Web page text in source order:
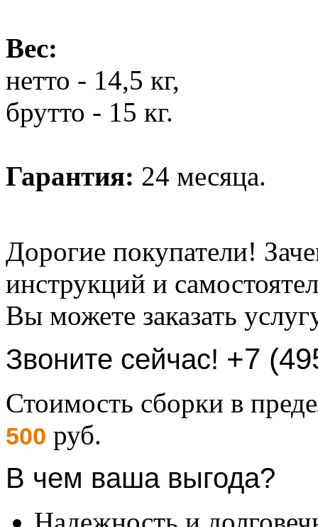
Вес:
нетто - 14,5 кг,
брутто - 15 кг.
Гарантия: 24 месяца.
Дорогие покупатели!
инструкций и
Вы можете заказать
Звоните сейчас! +7
Стоимость сборки в
500 руб.
В чем ваша выгода?